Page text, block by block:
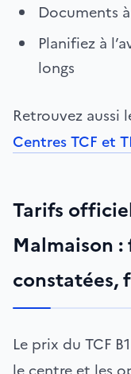
Documents
Planifiez à
longs
Retrouvez aussi
Centres TCF et
Tarifs
Malmaison
constatées,
Le prix du TCF